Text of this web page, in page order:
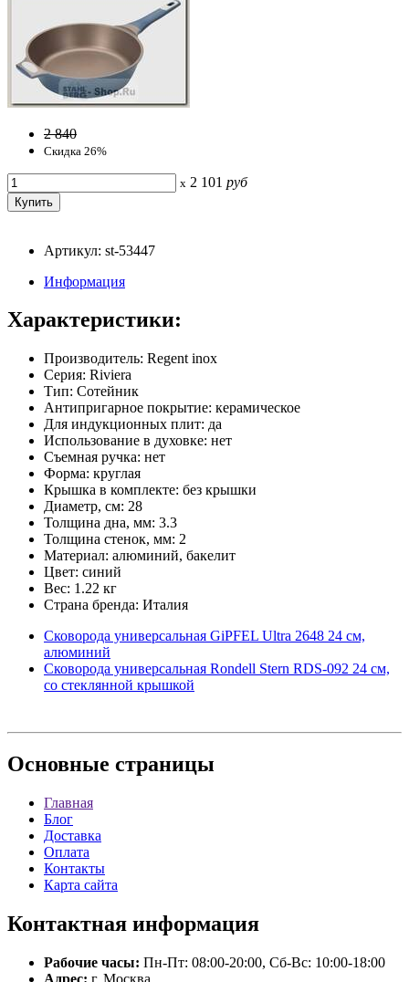
2 840
Скидка 26%
x 2 101 руб
Артикул: st-53447
Информация
Характеристики:
Производитель: Regent inox
Серия: Riviera
Тип: Сотейник
Антипригарное покрытие: керамическое
Для индукционных плит: да
Использование в духовке: нет
Съемная ручка: нет
Форма: круглая
Крышка в комплекте: без крышки
Диаметр, см: 28
Толщина дна, мм: 3.3
Толщина стенок, мм: 2
Материал: алюминий, бакелит
Цвет: синий
Вес: 1.22 кг
Страна бренда: Италия
Сковорода универсальная GiPFEL Ultra 2648 24 см,
алюминий
Сковорода универсальная Rondell Stern RDS-092 24 см,
со стеклянной крышкой
Основные страницы
Главная
Блог
Доставка
Оплата
Контакты
Карта сайта
Контактная информация
Рабочие часы: Пн-Пт: 08:00-20:00, Сб-Вс: 10:00-18:00
Адрес: г. Москва